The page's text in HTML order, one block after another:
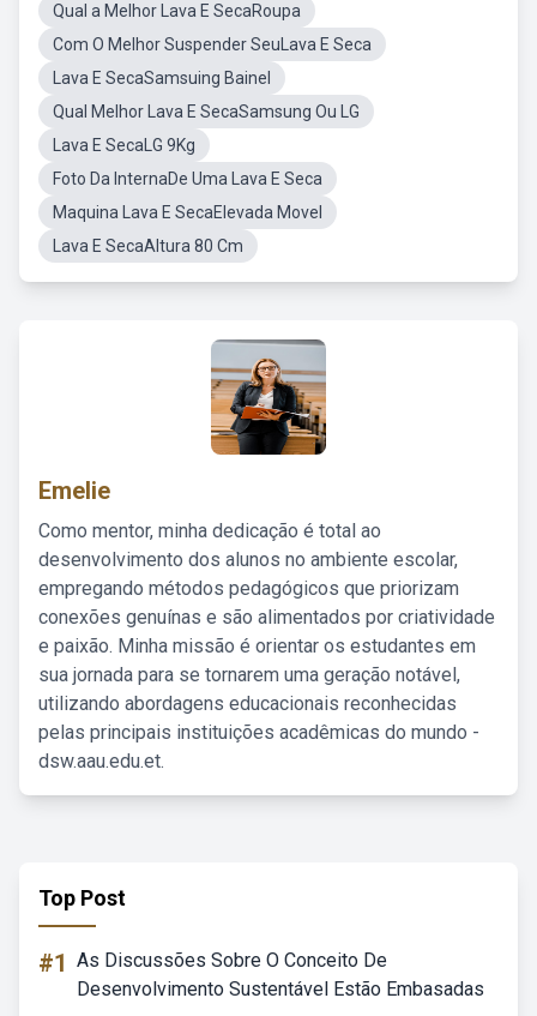
Qual a Melhor Lava E SecaRoupa
Com O Melhor Suspender SeuLava E Seca
Lava E SecaSamsuing Bainel
Qual Melhor Lava E SecaSamsung Ou LG
Lava E SecaLG 9Kg
Foto Da InternaDe Uma Lava E Seca
Maquina Lava E SecaElevada Movel
Lava E SecaAltura 80 Cm
Emelie
Como mentor, minha dedicação é total ao
desenvolvimento dos alunos no ambiente escolar,
empregando métodos pedagógicos que priorizam
conexões genuínas e são alimentados por criatividade
e paixão. Minha missão é orientar os estudantes em
sua jornada para se tornarem uma geração notável,
utilizando abordagens educacionais reconhecidas
pelas principais instituições acadêmicas do mundo -
dsw.aau.edu.et.
Top Post
#1 As Discussões Sobre O Conceito De
Desenvolvimento Sustentável Estão Embasadas